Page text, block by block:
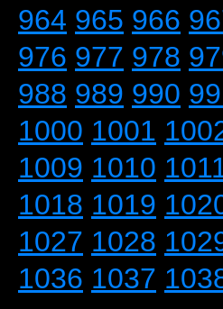
964 965 966
976 977 978
988 989 990
1000 1001
1009 1010
1018 1019
1027 1028
1036 1037